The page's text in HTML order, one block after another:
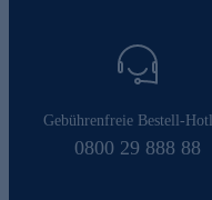
Gebührenfreie Bestell-
0800 29 888 88